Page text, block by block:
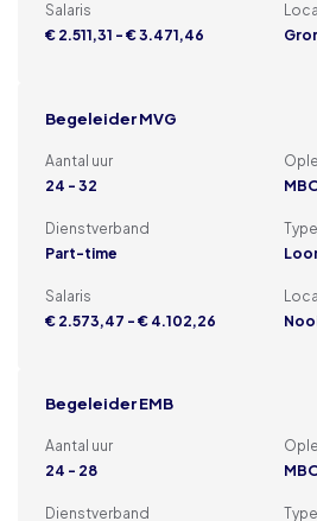
Salaris
€ 2.511,31 - € 3.471,46
Begeleider MVG
Aantal uur
24 - 32
Dienstverband
Part-time
Type
Salaris
€ 2.573,47 - € 4.102,26
Begeleider EMB
Aantal uur
24 - 28
Dienstverband Type